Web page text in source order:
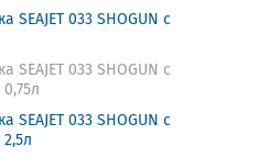
033 SHOGUN с
033 SHOGUN с
033 SHOGUN с